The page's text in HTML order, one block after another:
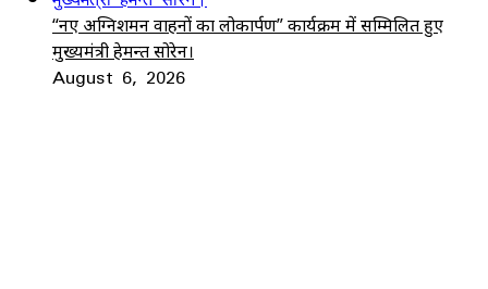
“नए अग्निशमन वाहनों का लोकार्पण” कार्यक्रम में सम्मिलित हुए
मुख्यमंत्री हेमन्त सोरेन।
August 6, 2026